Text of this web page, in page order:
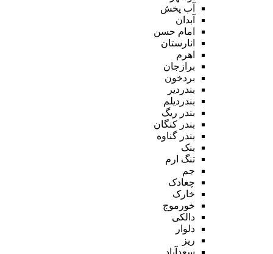
آب پخش
آبدان
امام حسن
انارستان
اهرم
برازجان
بردخون
بندردیر
بندردیلم
بندر ریگ
بندر کنگان
بندر گناوه
بنک
تنگ ارم
جم
چغادک
خارک
خورموج
دالکی
دلوار
ریز
سعدآباد